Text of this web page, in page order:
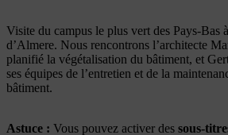
Visite du campus le plus vert des Pays-Bas
d’Almere. Nous rencontrons l’architecte
planifié la végétalisation du bâtiment, et
ses équipes de l’entretien et de la
bâtiment.
Astuce : Vous pouvez activer des sous-